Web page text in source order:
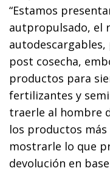
“Estamos
autpropulsado, el
post cosecha,
productos para
fertilizantes y
traerle al hombre
los productos
mostrarle lo que
devolución en